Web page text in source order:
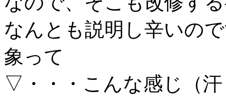
なんとも説明し辛いの
象って
▽・・・こんな感じ（汗